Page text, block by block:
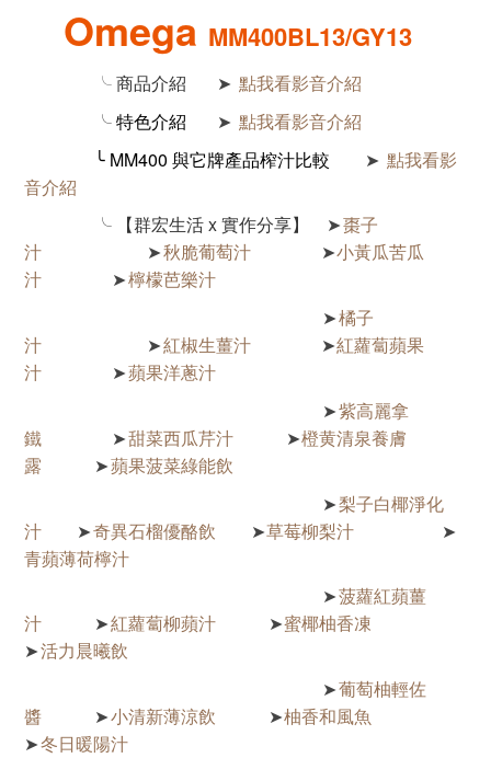
Omega MM400BL13/GY13
╰ 商品介紹 ➤ 點我看影音介紹
╰ 特色介紹
➤ 點我看影音介紹
╰ MM400 與它牌產品榨汁比較
➤ 點我看影
音介紹
╰
【群宏生活 x 實作分享】 ➤棗子
汁
➤秋脆葡萄汁 ➤小黃瓜苦瓜
汁
➤檸檬芭樂汁
➤橘子
汁
➤紅椒生薑汁 ➤紅蘿蔔蘋果
汁
➤蘋果洋蔥汁
➤紫高麗拿
鐵
➤甜菜西瓜芹汁 ➤橙黄清泉養膚
露
➤蘋果菠菜綠能飲
➤梨子白椰淨化
汁
➤奇異石榴優酪飲 ➤草莓柳梨汁 ➤
青蘋薄荷檸汁
➤菠蘿紅蘋薑
汁
➤紅蘿蔔柳蘋汁 ➤蜜椰柚香凍
➤活力晨曦飲
➤葡萄柚輕佐
醬
➤小清新薄涼飲 ➤柚香和風魚
➤冬日暖陽汁